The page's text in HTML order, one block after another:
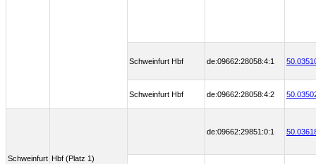
Schweinfurt Hbf de:09662:28058:4:1
Schweinfurt Hbf de:09662:28058:4:2
Schweinfurt Hbf (Platz 1)
de:09662:29851:0:1